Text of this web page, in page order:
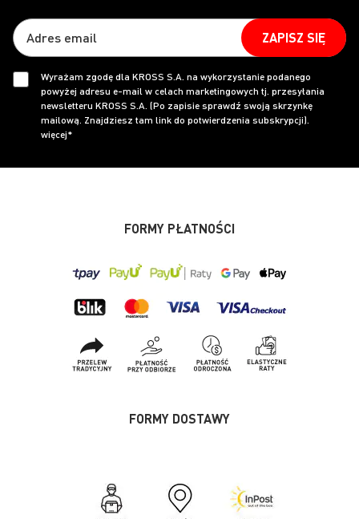
ZAPISZ SIĘ
Wyrażam zgodę dla KROSS S.A. na wykorzystanie podanego
powyżej adresu e-mail w celach marketingowych tj. przesyłania
newsletteru KROSS S.A. (Po zapisie sprawdź swoją skrzynkę
mailową. Znajdziesz tam link do potwierdzenia subskrypcji).
więcej*
FORMY PŁATNOŚCI
FORMY DOSTAWY